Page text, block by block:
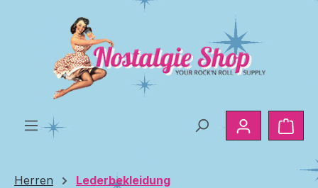
Zum Hauptinhalt springen
Herren Lederbekleidung